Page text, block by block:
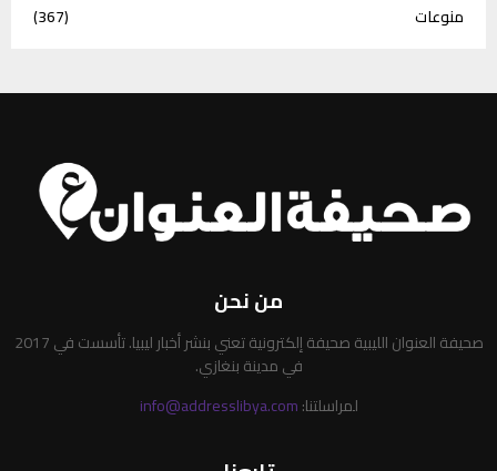
منوعات
(367)
من نحن
صحيفة العنوان الليبية صحيفة إلكترونية تعني بنشر أخبار ليبيا. تأسست في 2017
في مدينة بنغازي.
لمراسلتنا:info@addresslibya.com